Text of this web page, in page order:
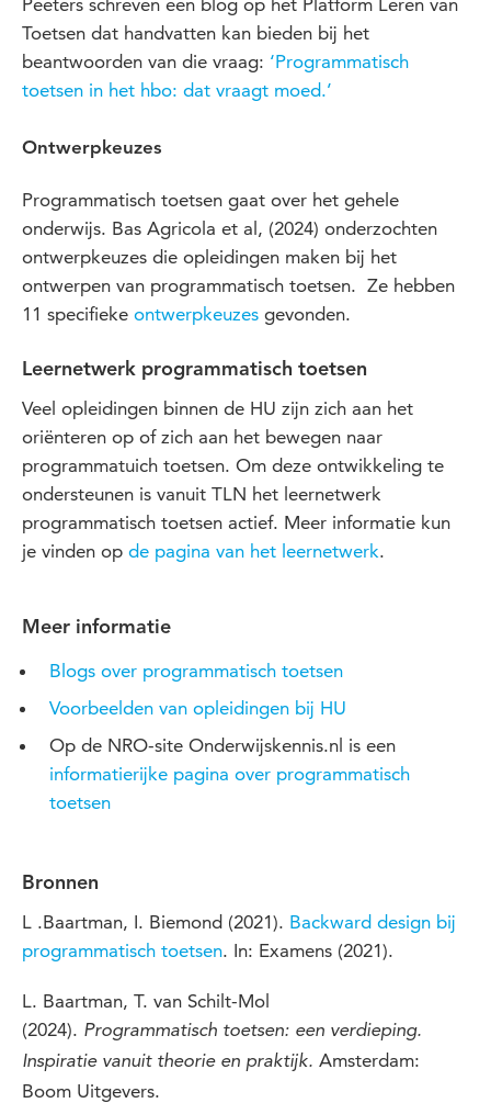
Peeters schreven een blog op het Platform Leren van
Toetsen dat handvatten kan bieden bij het
beantwoorden van die vraag: ‘Programmatisch
toetsen in het hbo: dat vraagt moed.’
Ontwerpkeuzes
Programmatisch toetsen gaat over het gehele
onderwijs. Bas Agricola et al, (2024) onderzochten
ontwerpkeuzes die opleidingen maken bij het
ontwerpen van programmatisch toetsen. Ze hebben
11 specifieke ontwerpkeuzes gevonden.
Leernetwerk programmatisch toetsen
Veel opleidingen binnen de HU zijn zich aan het
oriënteren op of zich aan het bewegen naar
programmatuich toetsen. Om deze ontwikkeling te
ondersteunen is vanuit TLN het leernetwerk
programmatisch toetsen actief. Meer informatie kun
je vinden op de pagina van het leernetwerk.
Meer informatie
Blogs over programmatisch toetsen
Voorbeelden van opleidingen bij HU
Op de NRO-site Onderwijskennis.nl is een
informatierijke pagina over programmatisch
toetsen
Bronnen
L .Baartman, I. Biemond (2021). Backward design bij
programmatisch toetsen. In: Examens (2021).
L. Baartman, T. van Schilt-Mol
(2024). Programmatisch toetsen: een verdieping.
Inspiratie vanuit theorie en praktijk. Amsterdam:
Boom Uitgevers.